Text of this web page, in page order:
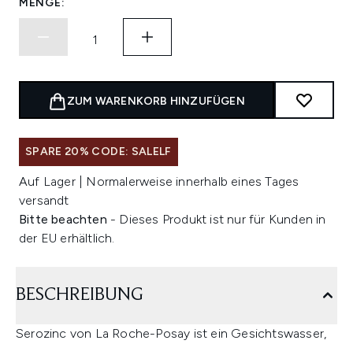
MENGE:
ZUM WARENKORB HINZUFÜGEN
SPARE 20% CODE: SALELF
Auf Lager | Normalerweise innerhalb eines Tages
versandt
Bitte beachten - Dieses Produkt ist nur für Kunden in
der EU erhältlich.
BESCHREIBUNG
Serozinc von La Roche-Posay ist ein Gesichtswasser,